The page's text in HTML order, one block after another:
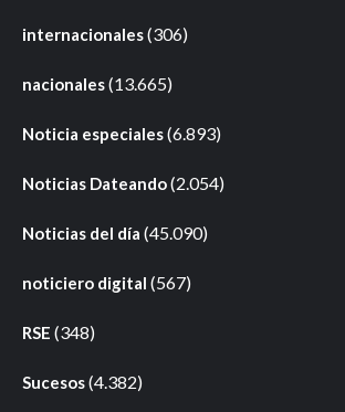
internacionales(306)
nacionales(13.665)
Noticia especiales(6.893)
Noticias Dateando(2.054)
Noticias del día (45.090)
noticiero digital (567)
RSE (348)
Sucesos(4.382)